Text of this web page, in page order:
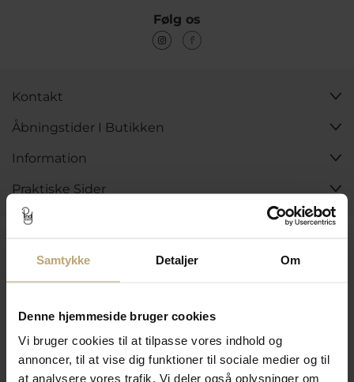
Samtykke Detaljer Om
Denne hjemmeside bruger cookies
Vi bruger cookies til at tilpasse vores indhold og
annoncer, til at vise dig funktioner til sociale medier og til
at analysere vores trafik. Vi deler også oplysninger om
Følg os
Kontakt
Åbningstider I Butikken
Information
Praktiske Sider
Sikker Og Tryg E-Handel